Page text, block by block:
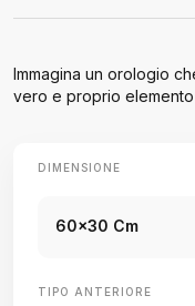
Immagina un orologio
vero e proprio
DIMENSIONE
60x30 Cm
TIPO ANTERIORE